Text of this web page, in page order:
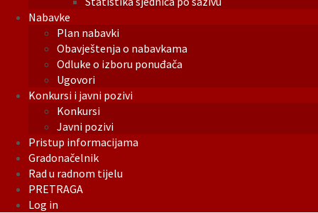
Nabavke
Plan nabavki
Obavještenja o nabavkama
Odluke o izboru ponuđača
Ugovori
Konkursi i javni pozivi
Konkursi
Javni pozivi
Pristup informacijama
Gradonačelnik
Rad u radnom tijelu
PRETRAGA
Log in